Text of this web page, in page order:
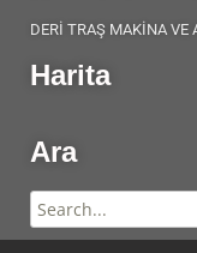
DERİ TRAŞ MAKİNA VE
Harita
Ara